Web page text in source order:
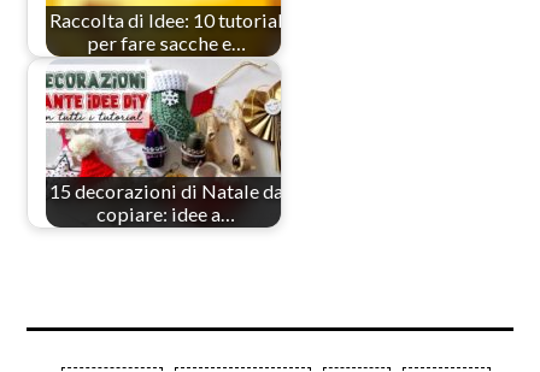
Raccolta di Idee: 10 tutorial
per fare sacche e…
15 decorazioni di Natale da
copiare: idee a…